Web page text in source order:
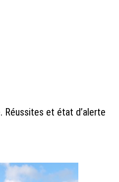
Réussites et état d’alerte